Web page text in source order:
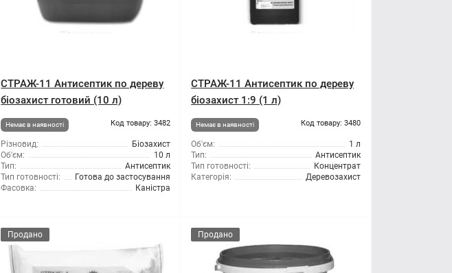
СТРАЖ-11 Антисептик по дереву
біозахист готовий (10 л)
Немає в наявності Код товару: 3482
Різновид:
Біозахист
Об'єм:
10 л
Тип:
Антисептик
Тип готовності:
Готова до застосування
Фасовка:
Каністра
СТРАЖ-11 Антисептик по дереву
біозахист 1:9 (1 л)
Немає в наявності Код товару: 3480
Об'єм:
1 л
Тип:
Антисептик
Тип готовності:
Концентрат
Категорія:
Деревозахист
Продано Продано